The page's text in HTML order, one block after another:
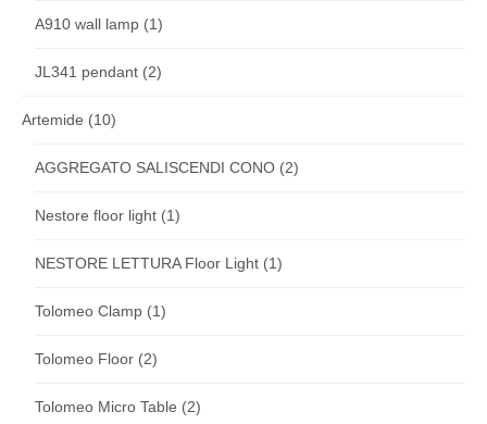
A910 wall lamp (1)
JL341 pendant (2)
Artemide (10)
AGGREGATO SALISCENDI CONO (2)
Nestore floor light (1)
NESTORE LETTURA Floor Light (1)
Tolomeo Clamp (1)
Tolomeo Floor (2)
Tolomeo Micro Table (2)